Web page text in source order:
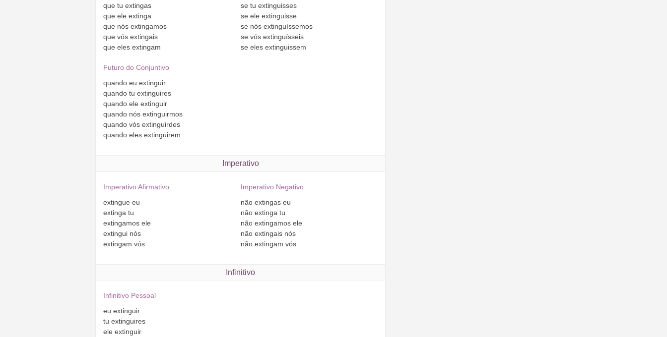
que tu extingas
que ele extinga
que nós extingamos
que vós extingais
que eles extingam
se tu extinguisses
se ele extinguisse
se nósextinguíssemos
se vósextinguísseis
se elesextinguissem
Futuro do Conjuntivo
quando eu extinguir
quando tu extinguires
quando ele extinguir
quando nós extinguirmos
quando vós extinguirdes
quando eles extinguirem
Imperativo
Imperativo Afirmativo
extingue eu
extinga tu
extingamos ele
extingui nós
extingam vós
Imperativo Negativo
nãoextingas eu
nãoextinga tu
nãoextingamos ele
nãoextingais nós
nãoextingam vós
Infinitivo
Infinitivo Pessoal
eu extinguir
tu extinguires
ele extinguir